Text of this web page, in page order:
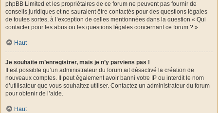
phpBB Limited et les propriétaires de ce forum ne peuvent pas fournir de
conseils juridiques et ne sauraient être contactés pour des questions légales
de toutes sortes, à l’exception de celles mentionnées dans la question « Qui
contacter pour les abus ou les questions légales concernant ce forum ? ».
Haut
Je souhaite m’enregistrer, mais je n’y parviens pas !
Il est possible qu’un administrateur du forum ait désactivé la création de
nouveaux comptes. Il peut également avoir banni votre IP ou interdit le nom
d’utilisateur que vous souhaitez utiliser. Contactez un administrateur du forum
pour obtenir de l’aide.
Haut